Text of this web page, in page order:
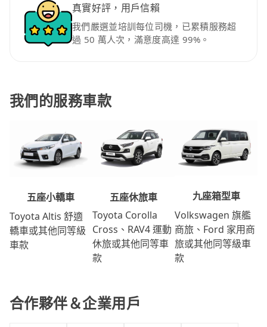
真實好評，用戶信賴
我們嚴選並培訓每位司機，已累積服務超
過 50 萬人次，滿意度高達 99%。
我們的服務車款
五座小轎車
Toyota Altis 舒適
轎車或其他同等級
車款
五座休旅車
Toyota Corolla
Cross、RAV4 運動
休旅或其他同等車
款
九座箱型車
Volkswagen 旗艦
商旅、Ford 家用商
旅或其他同等級車
款
合作夥伴＆企業用戶